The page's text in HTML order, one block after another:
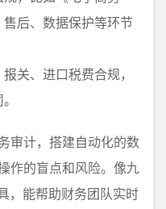
后、数据保护等环节
关、进口税费合规，
审计，搭建自动化的数
作的盲点和风险。像九
，能帮助财务团队实时